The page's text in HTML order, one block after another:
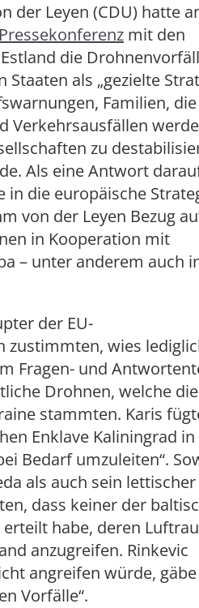
der Leyen (CDU) hatte
Pressekonferenz mit den
die
als „gezielte
Familien, die
Verkehrsausfällen werde
zu
Als eine Antwort
in die europäische
von der Leyen Bezug
in Kooperation mit
– unter anderem auch
der EU-
zustimmten, wies
Fragen- und
Drohnen, welche die
stammten. Karis
Enklave Kaliningrad
Bedarf umzuleiten“.
als auch sein lettischer
dass keiner der
habe, deren
anzugreifen. Rinkevic
angreifen würde,
Vorfälle“.